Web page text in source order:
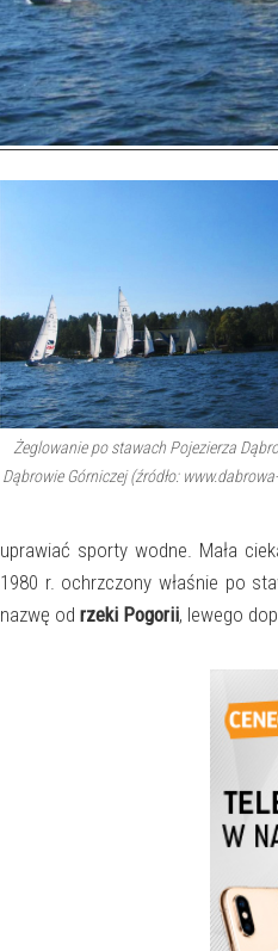
Żeglowanie po stawach Pojezierza
Dąbrowie Górniczej (źródło:
uprawiać sporty wodne. Mała
1980 r. ochrzczony właśnie po
nazwę od rzeki Pogorii, lewego